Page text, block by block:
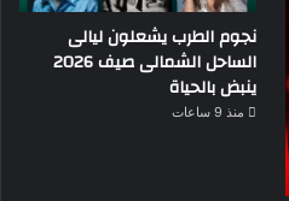
نجوم الطرب يشعلون ليالى
الساحل الشمالى صيف 2026
ينبض بالحياة
منذ 9 ساعات